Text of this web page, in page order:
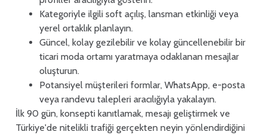
Kategoriyle ilgili soft açılış, lansman etkinliği veya
yerel ortaklık planlayın.
Güncel, kolay gezilebilir ve kolay güncellenebilir bir
ticari moda ortamı yaratmaya odaklanan mesajlar
oluşturun.
Potansiyel müşterileri formlar, WhatsApp, e-posta
veya randevu talepleri aracılığıyla yakalayın.
İlk 90 gün, konsepti kanıtlamak, mesajı geliştirmek ve
Türkiye'de nitelikli trafiği gerçekten neyin yönlendirdiğini